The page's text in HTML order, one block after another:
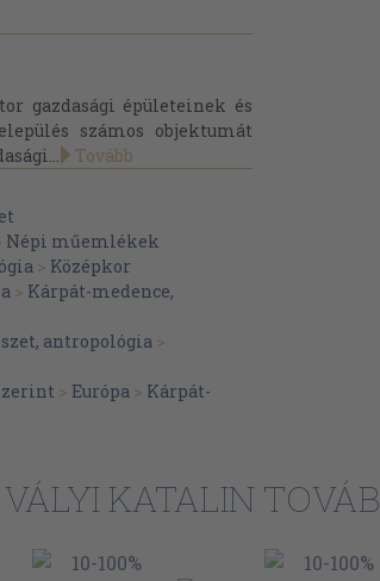
gazdasági épületeinek és
számos objektumát
Tovább
Népi műemlékek
> Középkor
> Kárpát-medence,
antropológia >
> Európa > Kárpát-
VÁLYI KATALIN